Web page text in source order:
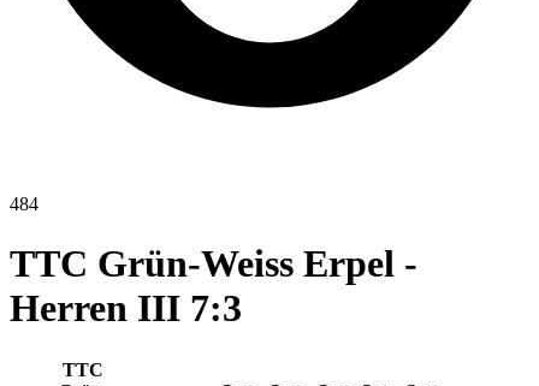
484
TTC Grün-Weiss Erpel -
Herren III 7:3
TTC